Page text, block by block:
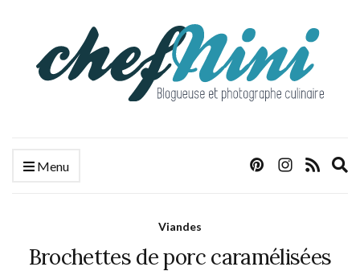
Menu
Viandes
Brochettes de porc caramélisées